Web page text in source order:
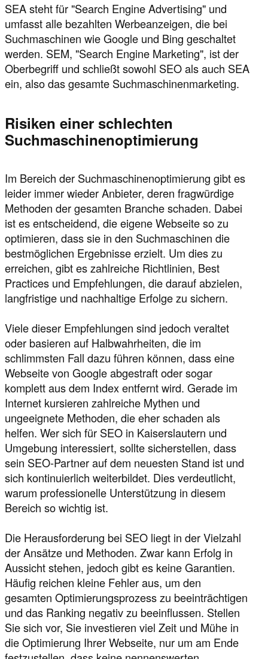
SEA steht für "Search Engine Advertising" und
umfasst alle bezahlten Werbeanzeigen, die bei
Suchmaschinen wie Google und Bing geschaltet
werden. SEM, "Search Engine Marketing", ist der
Oberbegriff und schließt sowohl SEO als auch SEA
ein, also das gesamte Suchmaschinenmarketing.
Risiken einer schlechten
Suchmaschinenoptimierung
Im Bereich der Suchmaschinenoptimierung gibt es
leider immer wieder Anbieter, deren fragwürdige
Methoden der gesamten Branche schaden. Dabei
ist es entscheidend, die eigene Webseite so zu
optimieren, dass sie in den Suchmaschinen die
bestmöglichen Ergebnisse erzielt. Um dies zu
erreichen, gibt es zahlreiche Richtlinien, Best
Practices und Empfehlungen, die darauf abzielen,
langfristige und nachhaltige Erfolge zu sichern.
Viele dieser Empfehlungen sind jedoch veraltet
oder basieren auf Halbwahrheiten, die im
schlimmsten Fall dazu führen können, dass eine
Webseite von Google abgestraft oder sogar
komplett aus dem Index entfernt wird. Gerade im
Internet kursieren zahlreiche Mythen und
ungeeignete Methoden, die eher schaden als
helfen. Wer sich für SEO in Kaiserslautern und
Umgebung interessiert, sollte sicherstellen, dass
sein SEO-Partner auf dem neuesten Stand ist und
sich kontinuierlich weiterbildet. Dies verdeutlicht,
warum professionelle Unterstützung in diesem
Bereich so wichtig ist.
Die Herausforderung bei SEO liegt in der Vielzahl
der Ansätze und Methoden. Zwar kann Erfolg in
Aussicht stehen, jedoch gibt es keine Garantien.
Häufig reichen kleine Fehler aus, um den
gesamten Optimierungsprozess zu beeinträchtigen
und das Ranking negativ zu beeinflussen. Stellen
Sie sich vor, Sie investieren viel Zeit und Mühe in
die Optimierung Ihrer Webseite, nur um am Ende